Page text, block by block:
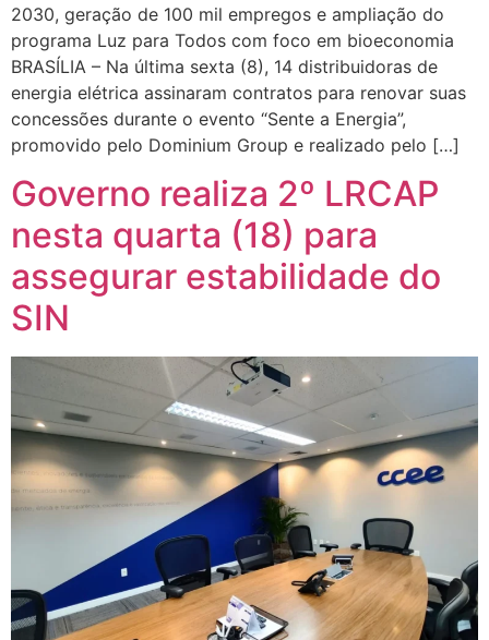
2030, geração de 100 mil empregos e ampliação do
programa Luz para Todos com foco em bioeconomia
BRASÍLIA – Na última sexta (8), 14 distribuidoras de
energia elétrica assinaram contratos para renovar suas
concessões durante o evento “Sente a Energia”,
promovido pelo Dominium Group e realizado pelo […]
Governo realiza 2º LRCAP
nesta quarta (18) para
assegurar estabilidade do
SIN